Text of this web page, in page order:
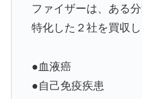
ファイザーは、ある
特化した２社を買収し
●血液癌
●自己免疫疾患